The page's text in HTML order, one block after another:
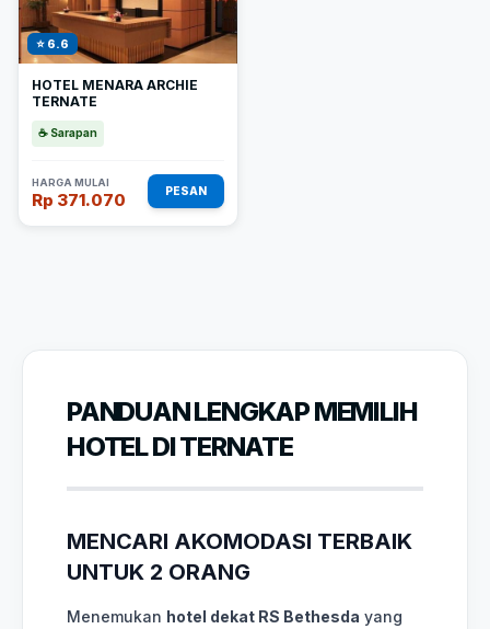
⭐ 6.6
HOTEL MENARA ARCHIE
TERNATE
☕ Sarapan
HARGA MULAI
Rp 371.070 PESAN
PANDUAN LENGKAP MEMILIH
HOTEL DI TERNATE
MENCARI AKOMODASI TERBAIK
UNTUK 2 ORANG
Menemukan hotel dekat RS Bethesda yang